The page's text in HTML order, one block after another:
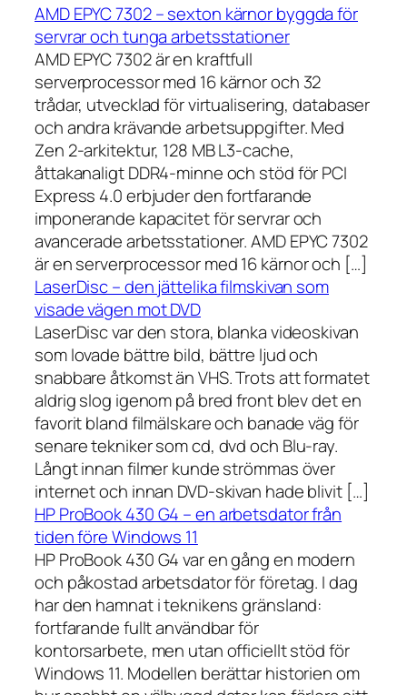
AMD EPYC 7302 – sexton kärnor byggda för
servrar och tunga arbetsstationer
AMD EPYC 7302 är en kraftfull
serverprocessor med 16 kärnor och 32
trådar, utvecklad för virtualisering, databaser
och andra krävande arbetsuppgifter. Med
Zen 2-arkitektur, 128 MB L3-cache,
åttakanaligt DDR4-minne och stöd för PCI
Express 4.0 erbjuder den fortfarande
imponerande kapacitet för servrar och
avancerade arbetsstationer. AMD EPYC 7302
är en serverprocessor med 16 kärnor och […]
LaserDisc – den jättelika filmskivan som
visade vägen mot DVD
LaserDisc var den stora, blanka videoskivan
som lovade bättre bild, bättre ljud och
snabbare åtkomst än VHS. Trots att formatet
aldrig slog igenom på bred front blev det en
favorit bland filmälskare och banade väg för
senare tekniker som cd, dvd och Blu-ray.
Långt innan filmer kunde strömmas över
internet och innan DVD-skivan hade blivit […]
HP ProBook 430 G4 – en arbetsdator från
tiden före Windows 11
HP ProBook 430 G4 var en gång en modern
och påkostad arbetsdator för företag. I dag
har den hamnat i teknikens gränsland:
fortfarande fullt användbar för
kontorsarbete, men utan officiellt stöd för
Windows 11. Modellen berättar historien om